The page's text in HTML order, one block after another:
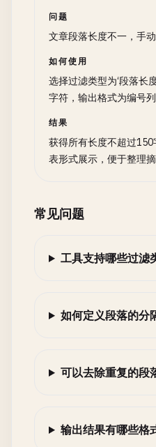
问题
文章段落长度不一，手
如何使用
选择过滤类型为‘段落长
字符，输出格式为编号列
结果
获得所有长度不超过
表形式展示，便于整理摘
常见问题
工具支持哪些过滤
如何定义段落的分
可以去除重复的段
输出结果有哪些格